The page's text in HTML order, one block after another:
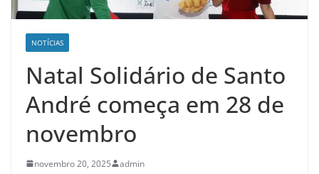
NOTÍCIAS
Natal Solidário de Santo
André começa em 28 de
novembro
novembro 20, 2025 admin